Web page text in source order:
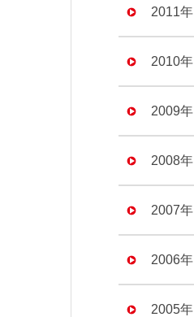
2011年
2010年
2009年
2008年
2007年
2006年
2005年